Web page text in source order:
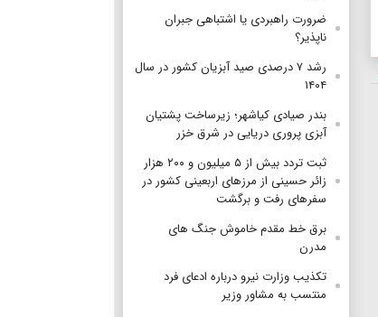
ضرورت راهبردی یا اشتباهی جبران
ناپذیر؟
رشد ۷ درصدی صید آبزیان کشور در سال
۱۴۰۴
بندر صیادی کیاشهر؛ زیرساخت پشتیان
آبزی پروری دریایی در شرق خزر
ثبت تردد بیش از ۵ میلیون و ۲۰۰ هزار
زائر حسینی از مرزهای اربعینی کشور در
سفرهای رفت و برگشت
برق خط مقدم خاموش جنگ های
مدرن
تکذیب وزارت نیرو درباره ادعای فرد
منتسب به مشاور وزیر